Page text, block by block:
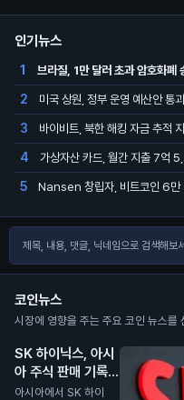
인기뉴스
1 브라질, 1만 달러 초과 암호화폐
2 미국 상원, 정부 운영 예산안 통과
3 바이비트, 북한 해킹 자금 추적
4 가상자산 카드, 월간 지출 7억
5 Nansen 창립자, 비트코인 6만
코인뉴스
시장에 영향을 주는 주요 코인 뉴스를
SK 하이닉스, 아시
아 주식 판매 기록
경신 주도
N
아시아에서 SK 하이